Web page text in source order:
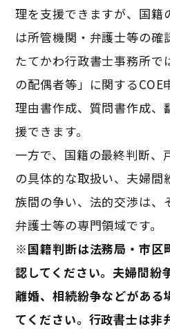
理を支援できますが、国籍
は所管機関・弁護士等の確
たてかわ行政書士事務所で
の配偶者等」に関するCOE
理由書作成、質問書作成、
援できます。
一方で、国籍の最終判断、
の具体的な取扱い、夫婦間
族間の争い、法的交渉は、
弁護士等の専門領域です。
※国籍判断は法務局・市区
認してください。夫婦間紛
離婚、相続紛争などがある
てください。行政書士は非